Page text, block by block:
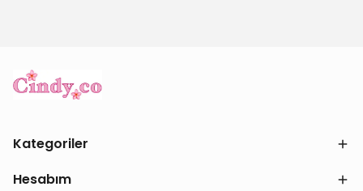
Kategoriler
Hesabım